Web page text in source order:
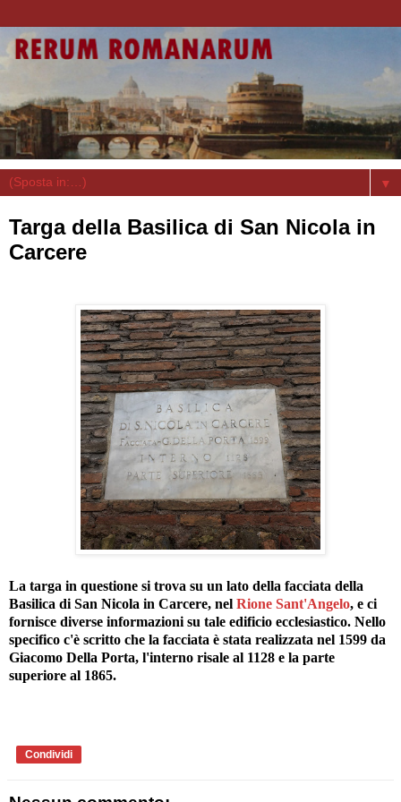
▼
Targa della Basilica di San Nicola in
Carcere
La targa in questione si trova su un lato della facciata della
Basilica di San Nicola in Carcere, nel Rione Sant'Angelo, e ci
fornisce diverse informazioni su tale edificio ecclesiastico. Nello
specifico c'è scritto che la facciata è stata realizzata nel 1599 da
Giacomo Della Porta, l'interno risale al 1128 e la parte
superiore al 1865.
Condividi